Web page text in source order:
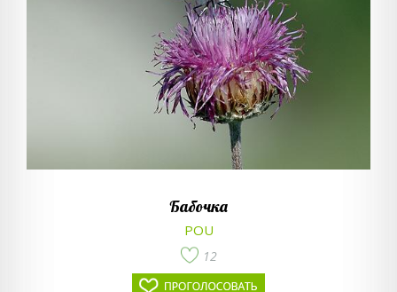
Бабочка
POU
12